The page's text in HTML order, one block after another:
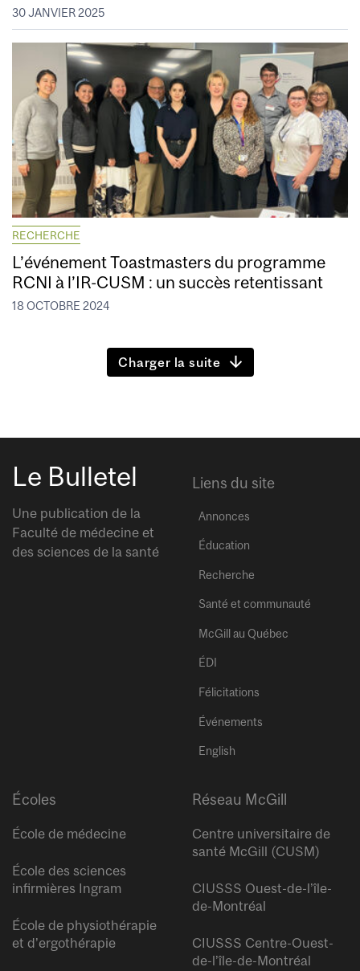
30 JANVIER 2025
RECHERCHE
L’événement Toastmasters du programme
RCNI à l’IR-CUSM : un succès retentissant
18 OCTOBRE 2024
Charger la suite
Le Bulletel
Une publication de la
Faculté de médecine et
des sciences de la santé
Liens du site
Annonces
Éducation
Recherche
Santé et communauté
McGill au Québec
ÉDI
Félicitations
Événements
English
Écoles
École de médecine
École des sciences
infirmières Ingram
École de physiothérapie
et d’ergothérapie
Réseau McGill
Centre universitaire de
santé McGill (CUSM)
CIUSSS Ouest-de-l’île-
de-Montréal
CIUSSS Centre-Ouest-
de-l’île-de-Montréal